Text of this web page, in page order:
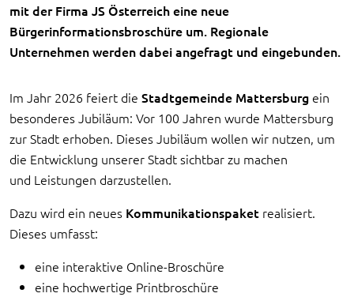
mit der Firma JS Österreich eine neue
Bürgerinformationsbroschüre um. Regionale
Unternehmen werden dabei angefragt und eingebunden.
Im Jahr 2026 feiert die Stadtgemeinde Mattersburg ein
besonderes Jubiläum: Vor 100 Jahren wurde Mattersburg
zur Stadt erhoben. Dieses Jubiläum wollen wir nutzen, um
die Entwicklung unserer Stadt sichtbar zu machen
und Leistungen darzustellen.
Dazu wird ein neues Kommunikationspaket realisiert.
Dieses umfasst:
eine interaktive Online-Broschüre
eine hochwertige Printbroschüre